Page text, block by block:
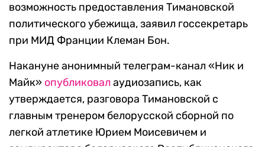
возможность предоставления Тимановской
политического убежища, заявил госсекретарь
при МИД Франции Клеман Бон.
Накануне анонимный телеграм-канал «Ник и
Майк» опубликовал аудиозапись, как
утверждается, разговора Тимановской с
главным тренером белорусской сборной по
легкой атлетике Юрием Моисевичем и